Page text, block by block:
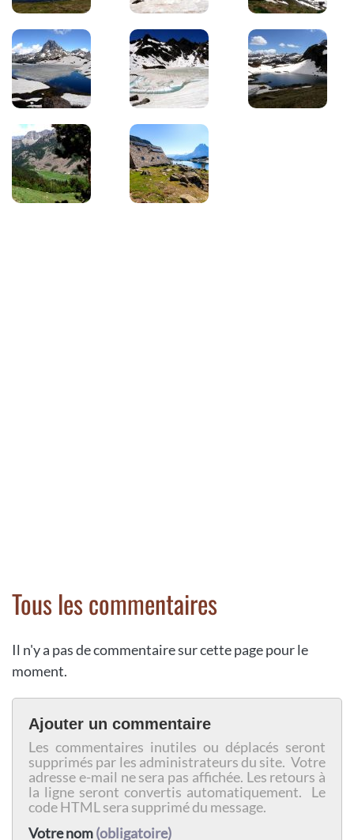
Tous les commentaires
Il n'y a pas de commentaire sur cette page pour le
moment.
Ajouter un commentaire
Les commentaires inutiles ou déplacés seront
supprimés par les administrateurs du site. Votre
adresse e-mail ne sera pas affichée. Les retours à
la ligne seront convertis automatiquement. Le
code HTML sera supprimé du message.
Votre nom(obligatoire)